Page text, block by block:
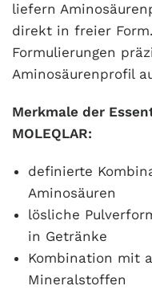
liefern
direkt in freier
Formulierungen
Aminosäurenprofil
Merkmale der
MOLEQLAR:
definierte
Aminosäuren
lösliche
in Getränke
Kombination mit
Mineralstoffen